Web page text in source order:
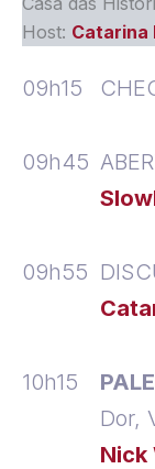
Host: Catarina
09h15
09h45
09h55
10h15
Dor,
Nick